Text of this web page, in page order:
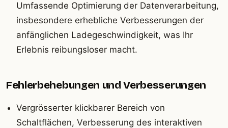
Umfassende Optimierung der Datenverarbeitung,
insbesondere erhebliche Verbesserungen der
anfänglichen Ladegeschwindigkeit, was Ihr
Erlebnis reibungsloser macht.
Fehlerbehebungen und Verbesserungen
Vergrösserter klickbarer Bereich von
Schaltflächen, Verbesserung des interaktiven